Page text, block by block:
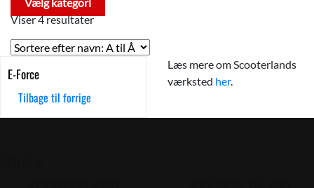
Vælg kategori
Viser 4 resultater
E-Force
Tilbage til forrige
Læs mere om Scooterlands
værksted her.